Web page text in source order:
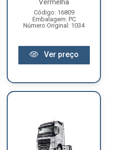
Vermelha
Código: 16809
Embalagem: PC
Número Original: 1034
Ver preço